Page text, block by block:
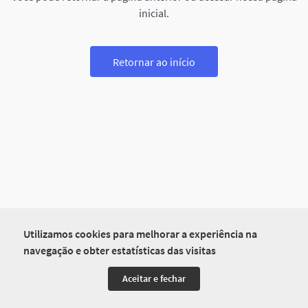
Utilizamos cookies para melhorar a experiência na
navegação e obter estatísticas das visitas
Aceitar e fechar
inicial.
Retornar ao início